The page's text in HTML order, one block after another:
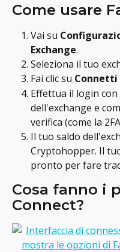
Come usare
Vai su
Exchange.
Seleziona il tuo
Fai clic su Connetti
Effettua il login
dell'exchange e
verifica (come la
Il tuo saldo
Cryptohopper. Il
pronto per fare
Cosa fanno i
Connect?